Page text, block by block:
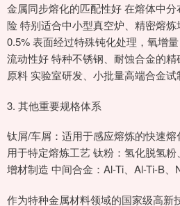
金属同步熔化的匹配性好 在熔体中
险 特别适合中小型真空炉、精密熔
0.5% 表面经过特殊钝化处理，氧增
流动性好 特种不锈钢、耐蚀合金的
原料 实验室研发、小批量高端合金试
3. 其他重要规格体系
钛屑/车屑：适用于感应熔炼的快速熔
用于特定熔炼工艺 钛粉：氢化脱氢
增材制造 中间合金：Al-Ti、Al-Ti-B、
作为特种金属材料领域的国家级高新